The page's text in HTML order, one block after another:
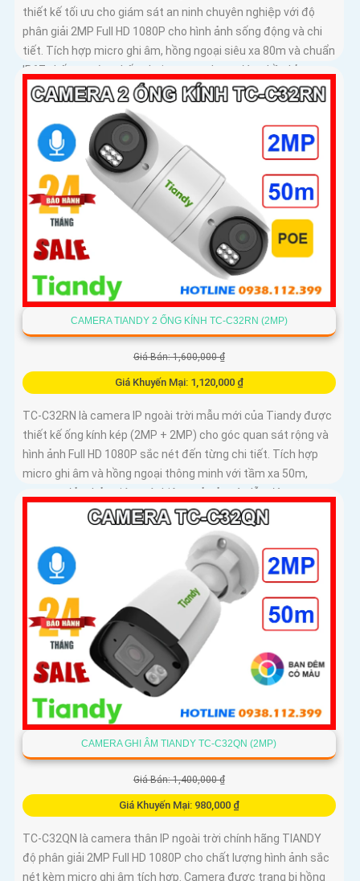
thiết kế tối ưu cho giám sát an ninh chuyên nghiệp với độ
phân giải 2MP Full HD 1080P cho hình ảnh sống động và chi
tiết. Tích hợp micro ghi âm, hồng ngoại siêu xa 80m và chuẩn
IP67 chống nước, chống bụi, camera hoạt động bền bỉ trong
mọi điều kiện thời tiết
CAMERA TIANDY 2 ỐNG KÍNH TC-C32RN (2MP)
Giá Bán: 1,600,000 ₫
Giá Khuyến Mại: 1,120,000 ₫
TC-C32RN là camera IP ngoài trời mẫu mới của Tiandy được
thiết kế ống kính kép (2MP + 2MP) cho góc quan sát rộng và
hình ảnh Full HD 1080P sắc nét đến từng chi tiết. Tích hợp
micro ghi âm và hồng ngoại thông minh với tầm xa 50m,
camera đảm bảo giám sát hiệu quả cả ngày lẫn đêm
CAMERA GHI ÂM TIANDY TC-C32QN (2MP)
Giá Bán: 1,400,000 ₫
Giá Khuyến Mại: 980,000 ₫
TC-C32QN là camera thân IP ngoài trời chính hãng TIANDY
độ phân giải 2MP Full HD 1080P cho chất lượng hình ảnh sắc
nét kèm micro ghi âm tích hợp. Camera được trang bị hồng